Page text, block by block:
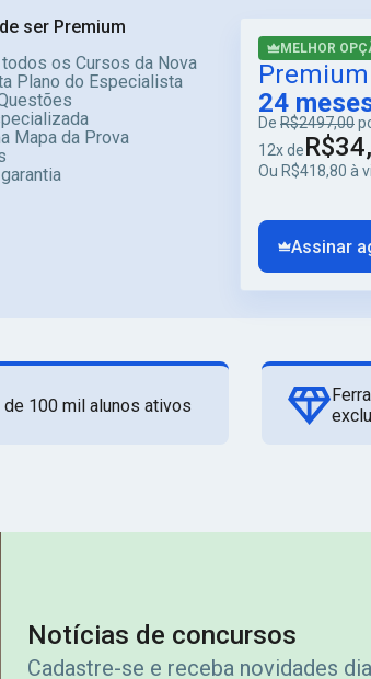
ser Premium
os Cursos da Nova
Plano do Especialista
Mapa da Prova
MELHOR
Premium
24
De R$2497,00
12x de
Ou R$418,80 à
Assinar
100 mil alunos ativos
Notícias de concursos
Cadastre-se e receba novidades